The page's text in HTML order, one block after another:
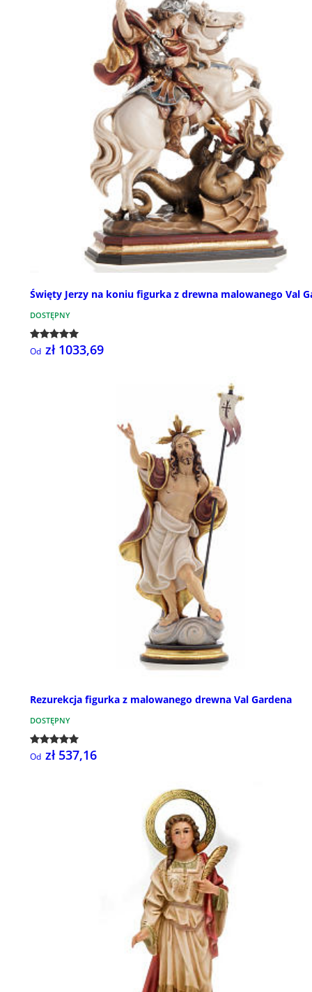
Święty Jerzy na koniu figurka z drewna malowanego Val
DOSTĘPNY
Od zł 1033,69
Rezurekcja figurka z malowanego drewna Val Gardena
DOSTĘPNY
Od zł 537,16